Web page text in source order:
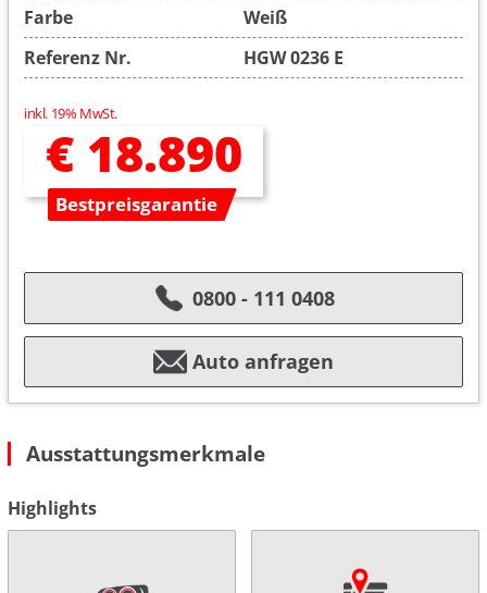
Farbe
Weiß
Referenz Nr.
HGW 0236 E
inkl. 19% MwSt.
€ 18.890
Bestpreisgarantie
0800 - 111 0408
Auto anfragen
Ausstattungsmerkmale
Highlights